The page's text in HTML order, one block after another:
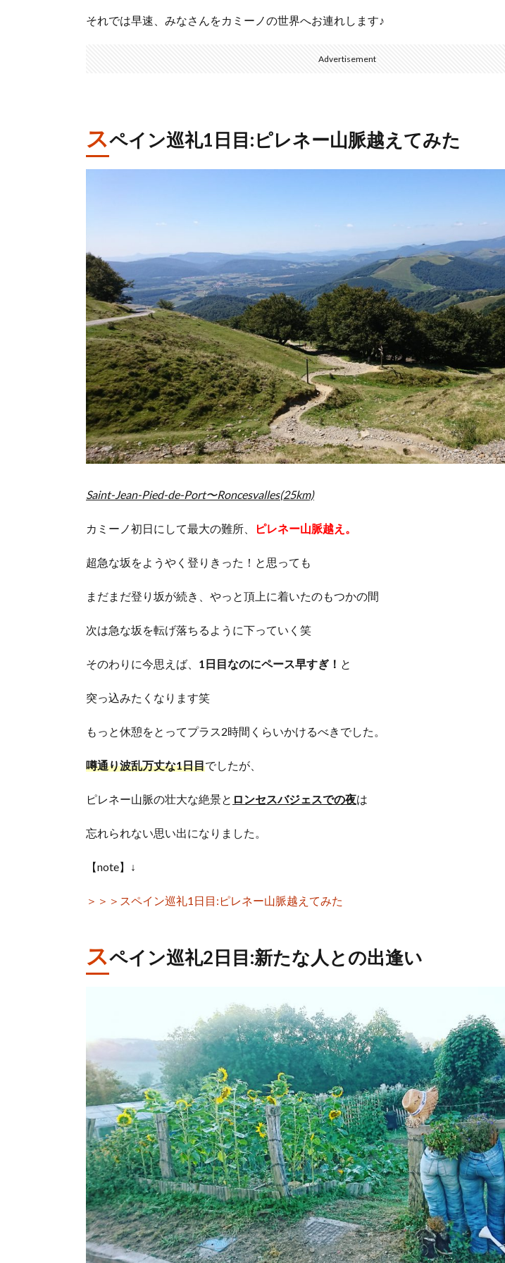
それでは早速、みなさんをカミーノの世界へお連れします♪
Advertisement
スペイン巡礼1日目:ピレネー山脈越えてみた
Saint-Jean-Pied-de-Port〜Roncesvalles(25km)
カミーノ初日にして最大の難所、 ピレネー山脈越え。
超急な坂をようやく登りきった！と思っても
まだまだ登り坂が続き、やっと頂上に着いたのもつかの間
次は急な坂を転げ落ちるように下っていく笑
そのわりに今思えば、 1日目なのにペース早すぎ！ と
突っ込みたくなります笑
もっと休憩をとってプラス2時間くらいかけるべきでした。
噂通り波乱万丈な1日目でしたが、
ピレネー山脈の壮大な絶景と ロンセスバジェスでの夜は
忘れられない思い出になりました。
【note】↓
＞＞＞スペイン巡礼1日目:ピレネー山脈越えてみた
スペイン巡礼2日目:新たな人との出逢い